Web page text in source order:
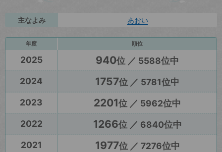
主なよみ あおい
年度 順位
2025 940位 ／ 5588位中
2024
1757位 ／ 5781位中
2023
2201位 ／ 5962位中
2022
1266位 ／ 6840位中
2021
1977位 ／ 7276位中